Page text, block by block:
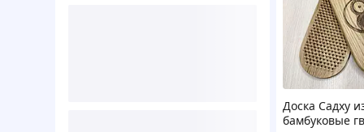
Доска Садху
бамбуковые